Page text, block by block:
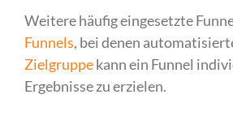
Weitere häufig eingesetzte
Funnels, bei denen
Zielgruppekann ein Funnel
Ergebnisse zu erzielen.